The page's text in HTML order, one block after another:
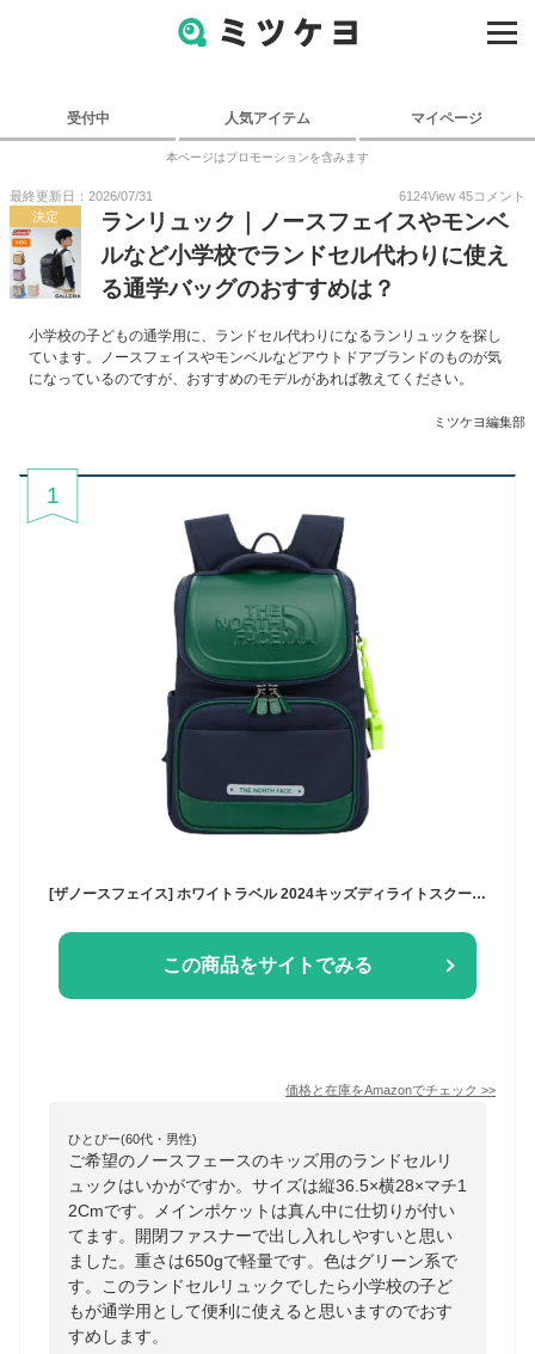
受付中 人気アイテム マイページ
本ページはプロモーションを含みます
最終更新日：2026/07/31 6124View 45コメント
決定
ランリュック｜ノースフェイスやモンベ
ルなど小学校でランドセル代わりに使え
る通学バッグのおすすめは？
小学校の子どもの通学用に、ランドセル代わりになるランリュックを探し
ています。ノースフェイスやモンベルなどアウトドアブランドのものが気
になっているのですが、おすすめのモデルがあれば教えてください。
ミツケヨ編集部
1
[ザノースフェイス] ホワイトラベル 2024キッズディライトスクールパック 男女兼用 KIDS DELIGHT SCH PACK FOR UNISEX (GREEN) [並行輸入品]
この商品をサイトでみる
価格と在庫をAmazonでチェック >>
ひとぴー(60代・男性)
ご希望のノースフェースのキッズ用のランドセルリ
ュックはいかがですか。サイズは縦36.5×横28×マチ1
2Cmです。メインポケットは真ん中に仕切りが付い
てます。開閉ファスナーで出し入れしやすいと思い
ました。重さは650gで軽量です。色はグリーン系で
す。このランドセルリュックでしたら小学校の子ど
もが通学用として便利に使えると思いますのでおす
すめします。